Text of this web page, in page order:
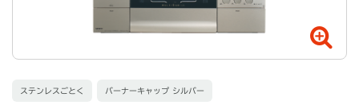
ステンレスごとく バーナーキャップ シルバー